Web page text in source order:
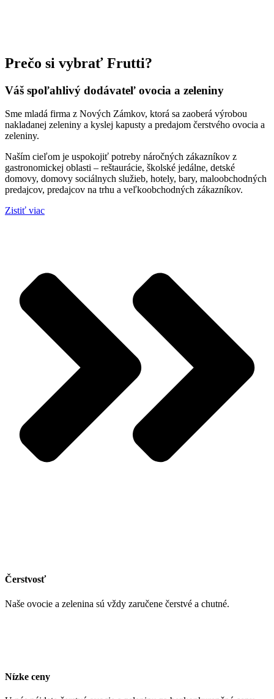
Prečo si vybrať Frutti?
Váš spoľahlivý dodávateľ ovocia a zeleniny
Sme mladá firma z Nových Zámkov, ktorá sa zaoberá výrobou
nakladanej zeleniny a kyslej kapusty a predajom čerstvého ovocia a
zeleniny.
Naším cieľom je uspokojiť potreby náročných zákazníkov z
gastronomickej oblasti – reštaurácie, školské jedálne, detské
domovy, domovy sociálnych služieb, hotely, bary, maloobchodných
predajcov, predajcov na trhu a veľkoobchodných zákazníkov.
Zistiť viac
Čerstvosť
Naše ovocie a zelenina sú vždy zaručene čerstvé a chutné.
Nízke ceny